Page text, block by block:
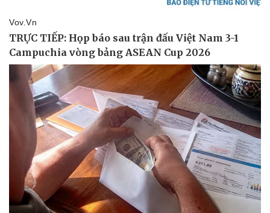
Pháp luật
Vụ án
Tin nóng
Tư vấn luật
Quân sự - Quốc phòng
Vũ khí
Việt Nam
Phân tích